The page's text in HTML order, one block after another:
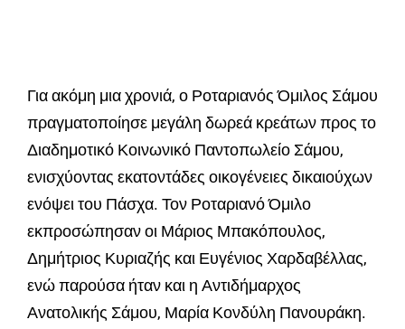
Για ακόμη μια χρονιά, ο Ροταριανός Όμιλος Σάμου
πραγματοποίησε μεγάλη δωρεά κρεάτων προς το
Διαδημοτικό Κοινωνικό Παντοπωλείο Σάμου,
ενισχύοντας εκατοντάδες οικογένειες δικαιούχων
ενόψει του Πάσχα. Τον Ροταριανό Όμιλο
εκπροσώπησαν οι Μάριος Μπακόπουλος,
Δημήτριος Κυριαζής και Ευγένιος Χαρδαβέλλας,
ενώ παρούσα ήταν και η Αντιδήμαρχος
Ανατολικής Σάμου, Μαρία Κονδύλη Πανουράκη.